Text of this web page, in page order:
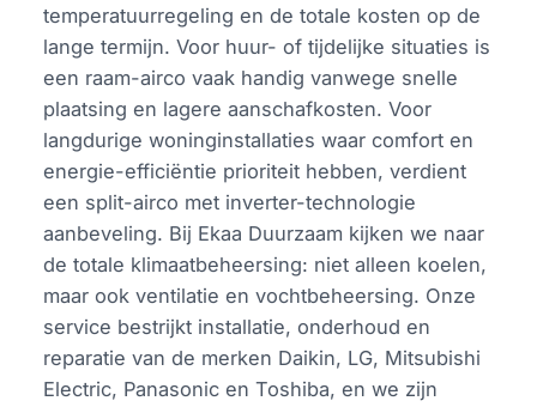
temperatuurregeling en de totale kosten op de
lange termijn. Voor huur- of tijdelijke situaties is
een raam-airco vaak handig vanwege snelle
plaatsing en lagere aanschafkosten. Voor
langdurige woninginstallaties waar comfort en
energie-efficiëntie prioriteit hebben, verdient
een split-airco met inverter-technologie
aanbeveling. Bij Ekaa Duurzaam kijken we naar
de totale klimaatbeheersing: niet alleen koelen,
maar ook ventilatie en vochtbeheersing. Onze
service bestrijkt installatie, onderhoud en
reparatie van de merken Daikin, LG, Mitsubishi
Electric, Panasonic en Toshiba, en we zijn